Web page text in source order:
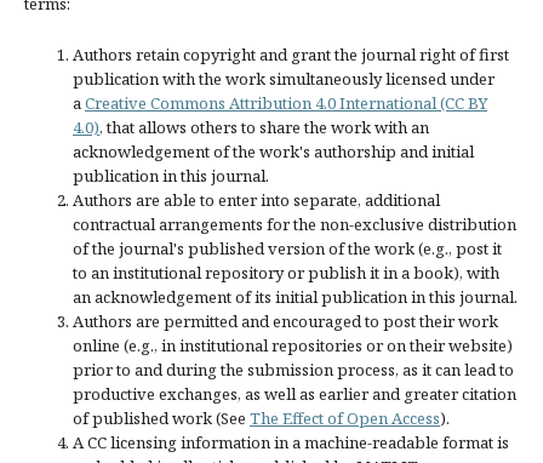
Authors retain copyright and grant the journal right of first
publication with the work simultaneously licensed under
aCreative Commons Attribution 4.0 International (CC BY
4.0), that allows others to share the work with an
acknowledgement of the work's authorship and initial
publication in this journal.
Authors are able to enter into separate, additional
contractual arrangements for the non-exclusive distribution
of the journal's published version of the work (e.g., post it
to an institutional repository or publish it in a book), with
an acknowledgement of its initial publication in this journal.
Authors are permitted and encouraged to post their work
online (e.g., in institutional repositories or on their website)
prior to and during the submission process, as it can lead to
productive exchanges, as well as earlier and greater citation
of published work (See The Effect of Open Access).
A CC licensing information in a machine-readable format is